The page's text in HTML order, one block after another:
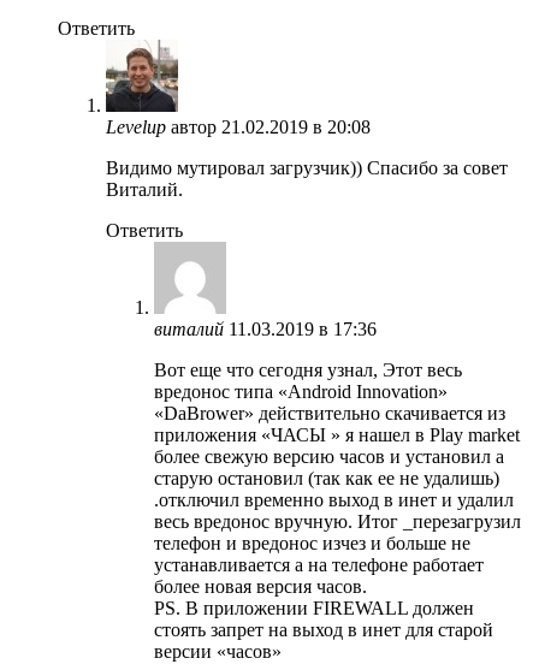
Ответить
Levelup автор 21.02.2019 в 20:08
Видимо мутировал загрузчик)) Спасибо за совет
Виталий.
Ответить
виталий 11.03.2019 в 17:36
Вот еще что сегодня узнал, Этот весь
вредонос типа «Android Innovation»
«DaBrower» действительно скачивается из
приложения «ЧАСЫ » я нашел в Play market
более свежую версию часов и установил а
старую остановил (так как ее не удалишь)
.отключил временно выход в инет и удалил
весь вредонос вручную. Итог _перезагрузил
телефон и вредонос изчез и больше не
устанавливается а на телефоне работает
более новая версия часов.
PS. В приложении FIREWALL должен
стоять запрет на выход в инет для старой
версии «часов»